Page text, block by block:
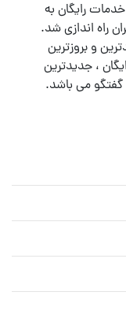
با هدف ارائه خدمات رایگان به
راه اندازی شد.
و بروزترین
، جدیدترین
گفتگو می باشد.